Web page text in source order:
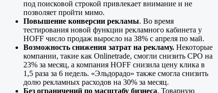
под поисковой строкой привлекает внимание и не
позволяет пройти мимо.
Повышение конверсии рекламы. Во время
тестирования новой функции рекламного кабинета у
HOFF число продаж выросло на 38% с апреля по май.
Возможность снижения затрат на рекламу. Некоторые
компании, такие как Onlinetrade, смогли снизить CPO на
23% за месяц, а компания HOFF снизила цену клика в
1,5 раза за 6 недель. «Эльдорадо» также смогла снизить
долю рекламных расходов на 30% за месяц.
Без ограничений по масштабу бизнеса. Товарную